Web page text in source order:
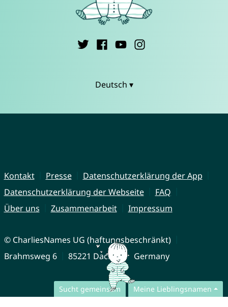
Sucht gemeinsam Meine Lieblingsnamen
Deutsch ▾
Kontakt Presse
Datenschutzerklärung der App
Datenschutzerklärung der Webseite
FAQ
Über uns
Zusammenarbeit Impressum
© CharliesNames UG (haftungsbeschränkt)
Brahmsweg 6
85221 Dachau Germany